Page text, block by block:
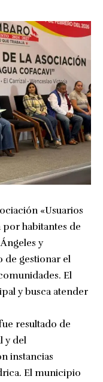
«Usuarios
habitantes de
y
de gestionar el
El
y busca atender
resultado de
y del
instancias
El municipio